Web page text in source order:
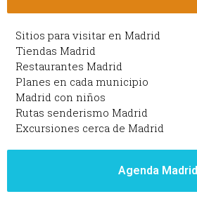
Sitios para visitar en Madrid
Tiendas Madrid
Restaurantes Madrid
Planes en cada municipio
Madrid con niños
Rutas senderismo Madrid
Excursiones cerca de Madrid
Agenda Madrid